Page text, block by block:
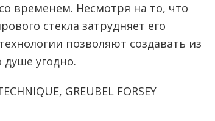
временем. Несмотря на то, что
стекла затрудняет его
позволяют создавать из
душе угодно.
GREUBEL FORSEY